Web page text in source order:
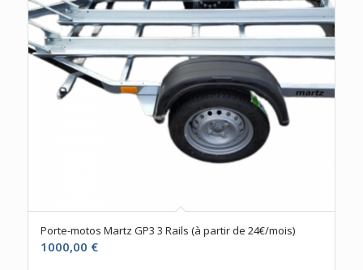
Porte-motos Martz GP3 3 Rails (à partir de 24€/mois)
1000,00 €